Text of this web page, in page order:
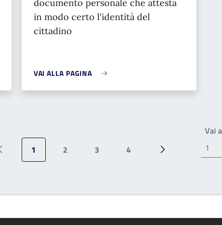
documento personale che attesta
in modo certo l'identità del
cittadino
VAI ALLA PAGINA
Pagina precedente
Pagina attuale
1
Pagina
2
Pagina
3
Pagina
4
Prossima pagina
Vai